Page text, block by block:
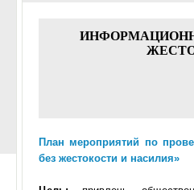
План мероприятий по
без жестокости и насилия»